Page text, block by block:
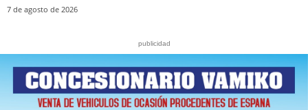
7 de agosto de 2026
publicidad